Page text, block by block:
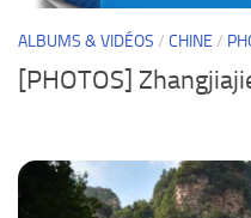
ALBUMS & VIDÉOS / CHINE /
[PHOTOS]